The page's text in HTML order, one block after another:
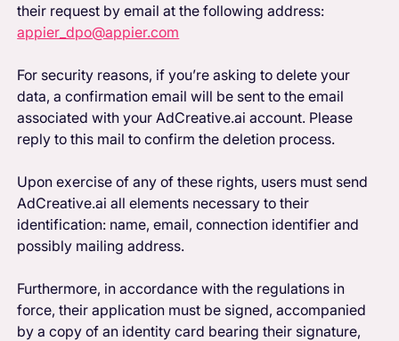
their request by email at the following address:
appier_dpo@appier.com
For security reasons, if you’re asking to delete your
data, a confirmation email will be sent to the email
associated with your AdCreative.ai account. Please
reply to this mail to confirm the deletion process.
Upon exercise of any of these rights, users must send
AdCreative.ai all elements necessary to their
identification: name, email, connection identifier and
possibly mailing address.
Furthermore, in accordance with the regulations in
force, their application must be signed, accompanied
by a copy of an identity card bearing their signature,